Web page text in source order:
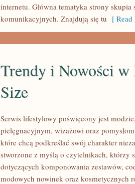
internetu. Główna tematyka strony skupia
komunikacyjnych. Znajdują się tu [
Trendy i Nowości w
Size
Serwis lifestylowy poświęcony jest
pielęgnacyjnym, wizażowi oraz
które chcą podkreślać swój charakter
stworzone z myślą o czytelnikach, którzy
dotyczących komponowania zestawów,
modowych nowinek oraz kosmetycznych